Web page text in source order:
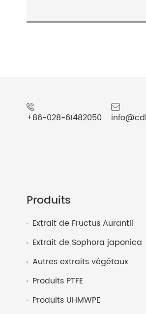
+86-028-61482050
Produits
Extrait de Fructus Aurantii
Extrait de Sophora japonica
Autres extraits végétaux
Produits PTFE
Produits UHMWPE